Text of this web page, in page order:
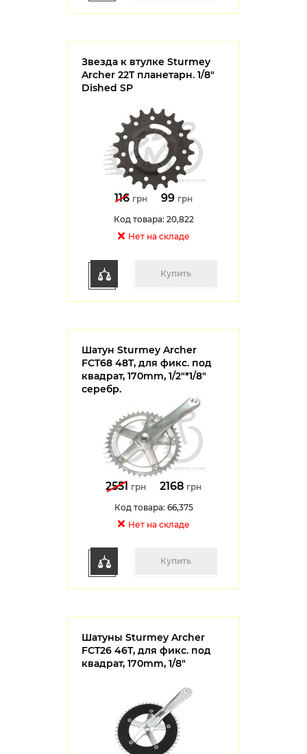
Звезда к втулке Sturmey
Archer 22T планетарн. 1/8"
Dished SP
116 грн 99 грн
Код товара: 20,822
Нет на cкладе
Купить
Шатун Sturmey Archer
FCT68 48T, для фикс. под
квадрат, 170mm, 1/2"*1/8"
серебр.
2551 грн 2168 грн
Код товара: 66,375
Нет на cкладе
Купить
Шатуны Sturmey Archer
FCT26 46T, для фикс. под
квадрат, 170mm, 1/8"